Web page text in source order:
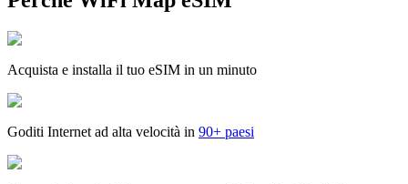
Acquista e installa il tuo eSIM in un minuto
Goditi Internet ad alta velocità in 90+ paesi